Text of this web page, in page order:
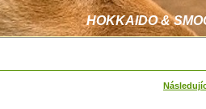
HOKKAIDO &